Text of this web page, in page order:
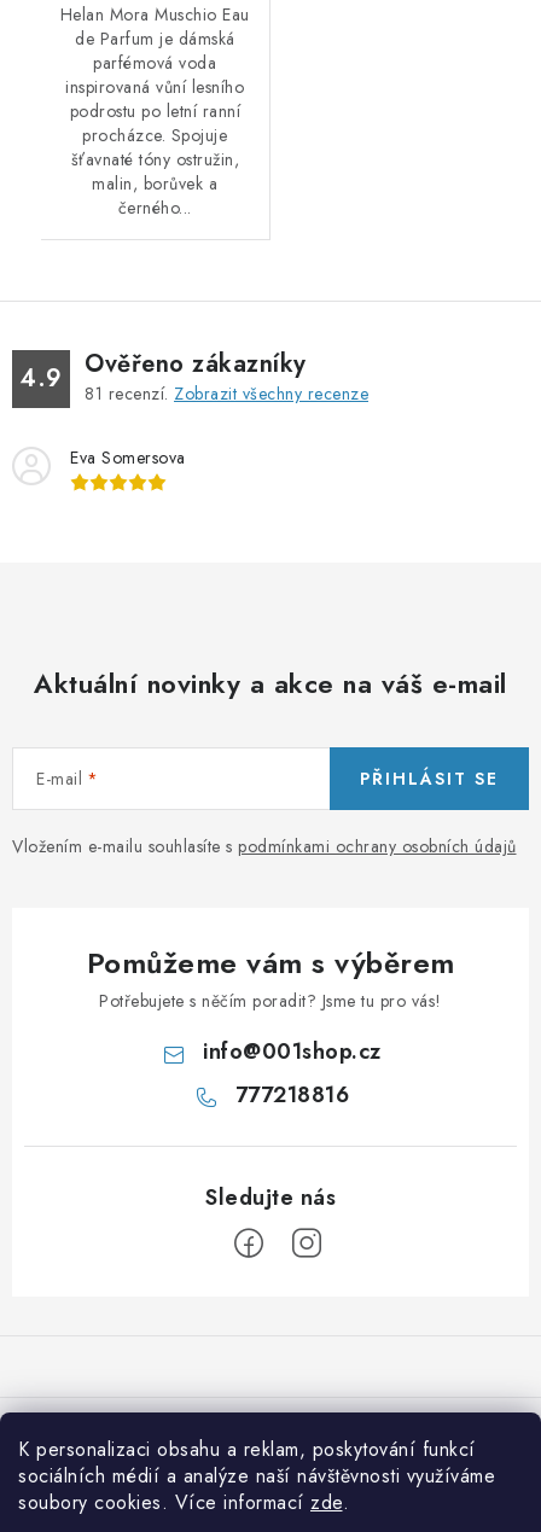
K personalizaci obsahu a reklam, poskytování funkcí
sociálních médií a analýze naší návštěvnosti využíváme
soubory cookies. Více informací zde.
Helan Mora Muschio Eau
de Parfum je dámská
parfémová voda
inspirovaná vůní lesního
podrostu po letní ranní
procházce. Spojuje
šťavnaté tóny ostružin,
malin, borůvek a
černého...
4.9 Ověřeno zákazníky
81 recenzí. Zobrazit všechny recenze
Eva Somersova
Aktuální novinky a akce na váš e-mail
E-mail
Vložením e-mailu souhlasíte s podmínkami ochrany osobních údajů
PŘIHLÁSIT SE
Pomůžeme vám s výběrem
Potřebujete s něčím poradit? Jsme tu pro vás!
info@001shop.cz
777218816
a
Co je nového na 001shop